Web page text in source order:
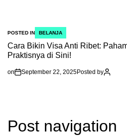
POSTED IN BELANJA
Cara Bikin Visa Anti Ribet:
Praktisnya di Sini!
on September 22, 2025Posted by
Post navigation